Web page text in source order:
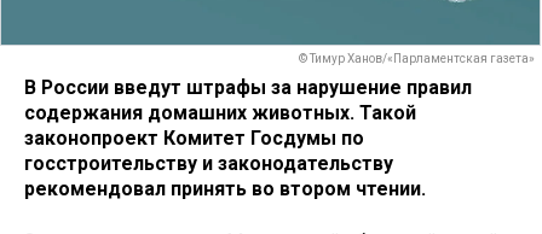
© Тимур Ханов/«Парламентская газета»
В России введут штрафы за нарушение правил
содержания домашних животных. Такой
законопроект Комитет Госдумы по
госстроительству и законодательству
рекомендовал принять во втором чтении.